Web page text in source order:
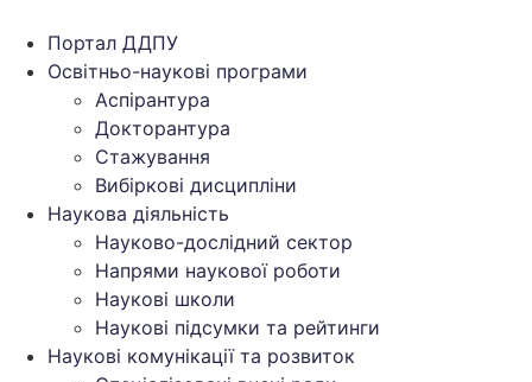
вмісту
Портал ДДПУ
Освітньо-наукові програми
Аспірантура
Докторантура
Стажування
Вибіркові дисципліни
Наукова діяльність
Науково-дослідний сектор
Напрями наукової роботи
Наукові школи
Наукові підсумки та рейтинги
Наукові комунікації та розвиток